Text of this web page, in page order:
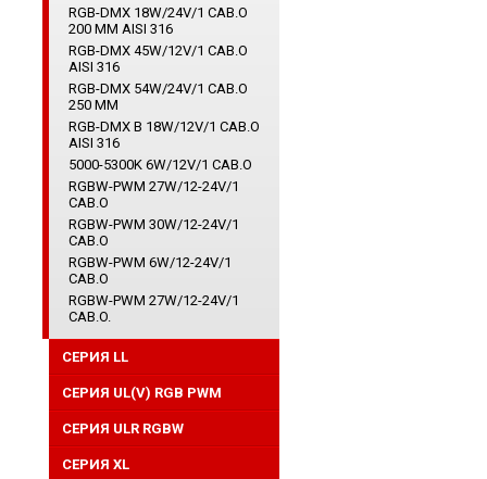
RGB-DMX 18W/24V/1 CAB.O
200 ММ AISI 316
RGB-DMX 45W/12V/1 CAB.O
AISI 316
RGB-DMX 54W/24V/1 CAB.O
250 ММ
RGB-DMX B 18W/12V/1 CAB.O
AISI 316
5000-5300K 6W/12V/1 CAB.O
RGBW-PWM 27W/12-24V/1
CAB.O
RGBW-PWM 30W/12-24V/1
CAB.O
RGBW-PWM 6W/12-24V/1
CAB.O
RGBW-PWM 27W/12-24V/1
CAB.O.
СЕРИЯ LL
СЕРИЯ UL(V) RGB PWM
СЕРИЯ ULR RGBW
CЕРИЯ XL